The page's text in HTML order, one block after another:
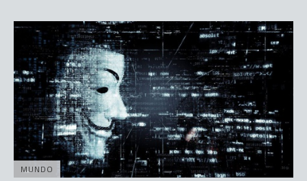
MUNDO